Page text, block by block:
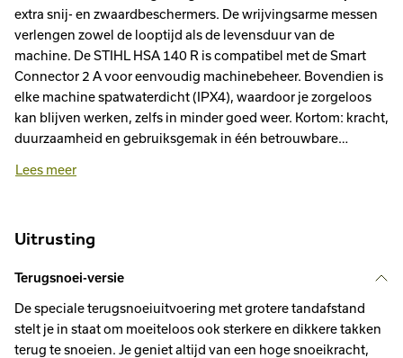
extra snij- en zwaardbeschermers. De wrijvingsarme messen
verlengen zowel de looptijd als de levensduur van de
machine. De STIHL HSA 140 R is compatibel met de Smart
Connector 2 A voor eenvoudig machinebeheer. Bovendien is
elke machine spatwaterdicht (IPX4), waardoor je zorgeloos
kan blijven werken, zelfs in minder goed weer. Kortom: kracht,
duurzaamheid en gebruiksgemak in één betrouwbare
Lees meer
Uitrusting
Terugsnoei-versie
De speciale terugsnoeiuitvoering met grotere tandafstand
stelt je in staat om moeiteloos ook sterkere en dikkere takken
terug te snoeien. Je geniet altijd van een hoge snoeikracht,